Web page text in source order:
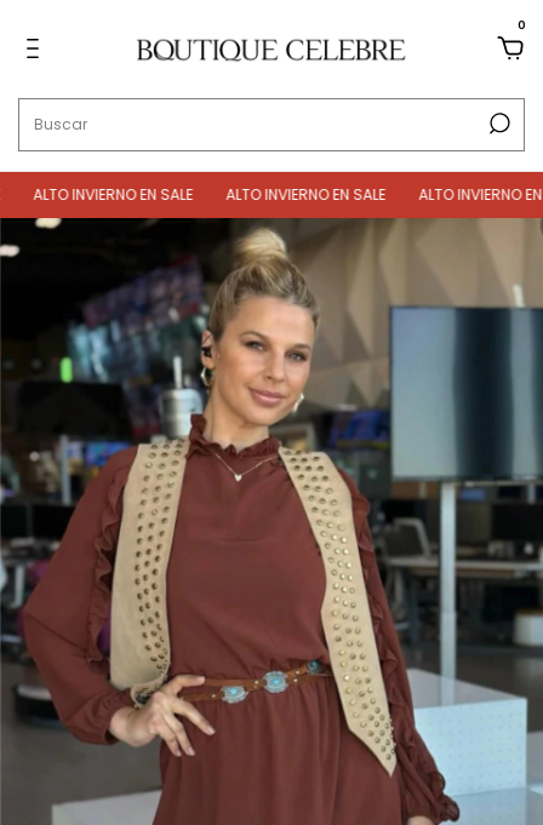
0
ALTO INVIERNO EN SALE ALTO INVIERNO EN SALE ALTO INVIERNO EN